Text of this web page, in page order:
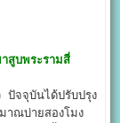
สูบพระรามสี่
ปัจจุบันได้ปรับปรุง
าณบ่ายสองโมง